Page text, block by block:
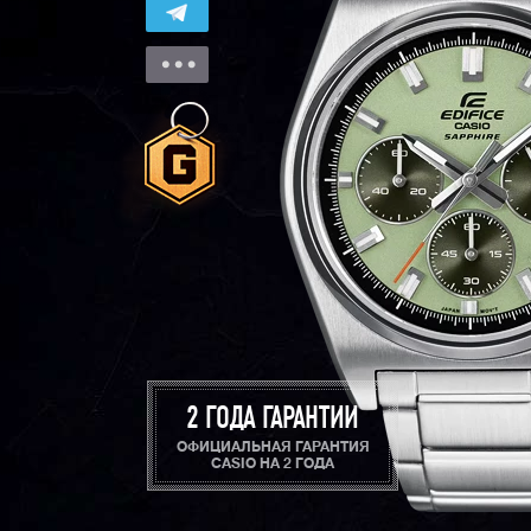
2 ГОДА ГАРАНТИИ
ОФИЦИАЛЬНАЯ ГАРАНТИЯ
CASIO НА 2 ГОДА